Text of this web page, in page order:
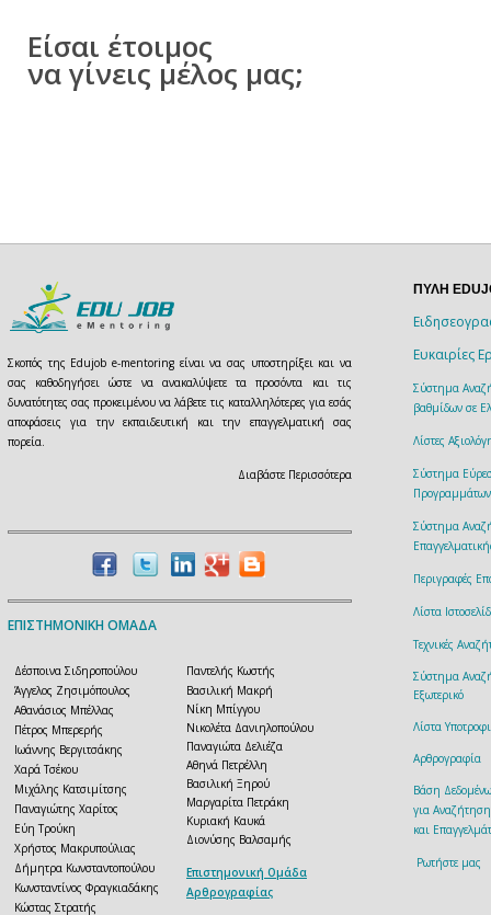
Είσαι έτοιμος
να γίνεις μέλος μας;
Σκοπός της Edujob e-mentoring είναι να σας υποστηρίξει και να
σας καθοδηγήσει ώστε να ανακαλύψετε τα προσόντα και τις
δυνατότητες σας προκειμένου να λάβετε τις καταλληλότερες για εσάς
αποφάσεις για την εκπαιδευτική και την επαγγελματική σας
πορεία.
Διαβάστε Περισσότερα
ΕΠΙΣΤΗΜΟΝΙΚΗ ΟΜΑΔΑ
Δέσποινα Σιδηροπούλου
Άγγελος Ζησιμόπουλος
Αθανάσιος Μπέλλας
Πέτρος Μπερερής
Ιωάννης Βεργιτσάκης
Χαρά Τσέκου
Μιχάλης Κατσιμίτσης
Παναγιώτης Χαρίτος
Εύη Τρούκη
Χρήστος Μακρυπούλιας
Δήμητρα Κωνσταντοπούλου
Κωνσταντίνος Φραγκιαδάκης
Κώστας Στρατής
Παντελής Κωστής
Βασιλική Μακρή
Νίκη Μπίγγου
Νικολέτα Δανιηλοπούλου
Παναγιώτα Δελιέζα
Αθηνά Πετρέλλη
Βασιλική Ξηρού
Μαργαρίτα Πετράκη
Κυριακή Καυκά
Διονύσης Βαλσαμής
Επιστημονική Ομάδα
Αρθρογραφίας
ΠΥΛΗ
Ευκαιρίες
Σύστημα
βαθμίδων σε
Λίστες
Σύστημα
Σύστημα
Περιγραφές
Λίστα
Τεχνικές
Σύστημα
Εξωτερικό
Λίστα
Αρθρογραφία
Βάση
για
και
Ρωτήστε μας